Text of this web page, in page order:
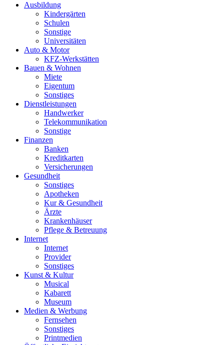
Ausbildung
Kindergärten
Schulen
Sonstige
Universitäten
Auto & Motor
KFZ-Werkstätten
Bauen & Wohnen
Miete
Eigentum
Sonstiges
Dienstleistungen
Handwerker
Telekommunikation
Sonstige
Finanzen
Banken
Kreditkarten
Versicherungen
Gesundheit
Sonstiges
Apotheken
Kur & Gesundheit
Ärzte
Krankenhäuser
Pflege & Betreuung
Internet
Internet
Provider
Sonstiges
Kunst & Kultur
Musical
Kabarett
Museum
Medien & Werbung
Fernsehen
Sonstiges
Printmedien